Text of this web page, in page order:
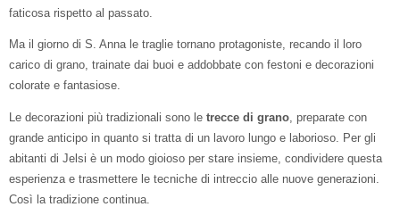
faticosa rispetto al passato.
Ma il giorno di S. Anna le traglie tornano protagoniste, recando il loro
carico di grano, trainate dai buoi e addobbate con festoni e decorazioni
colorate e fantasiose.
Le decorazioni più tradizionali sono le trecce di grano , preparate con
grande anticipo in quanto si tratta di un lavoro lungo e laborioso. Per gli
abitanti di Jelsi è un modo gioioso per stare insieme, condividere questa
esperienza e trasmettere le tecniche di intreccio alle nuove generazioni.
Così la tradizione continua.